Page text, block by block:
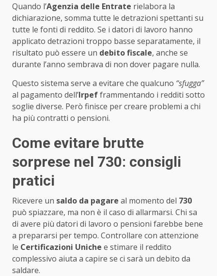
Quando l’Agenzia delle Entrate rielabora la
dichiarazione, somma tutte le detrazioni spettanti su
tutte le fonti di reddito. Se i datori di lavoro hanno
applicato detrazioni troppo basse separatamente, il
risultato può essere un debito fiscale, anche se
durante l’anno sembrava di non dover pagare nulla.
Questo sistema serve a evitare che qualcuno “sfugga”
al pagamento dell’Irpefframmentando i redditi sotto
soglie diverse. Però finisce per creare problemi a chi
ha più contratti o pensioni.
Come evitare brutte
sorprese nel 730: consigli
pratici
Ricevere un saldo da pagare al momento del 730
può spiazzare, ma non è il caso di allarmarsi. Chi sa
di avere più datori di lavoro o pensioni farebbe bene
a prepararsi per tempo. Controllare con attenzione
le Certificazioni Uniche e stimare il reddito
complessivo aiuta a capire se ci sarà un debito da
saldare.